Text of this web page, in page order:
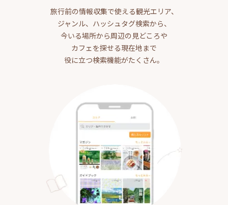
旅行前の情報収集で使える観光エリア、
ジャンル、ハッシュタグ検索から、
今いる場所から周辺の見どころや
カフェを探せる現在地まで
役に立つ検索機能がたくさん。